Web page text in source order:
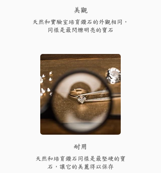
​美觀
天然和實驗室培育鑽石的外觀相同，
同樣是最閃爍明亮的寶石
耐用
天然和培育鑽石同樣是最堅硬的寶
石，讓它的美麗得以保存